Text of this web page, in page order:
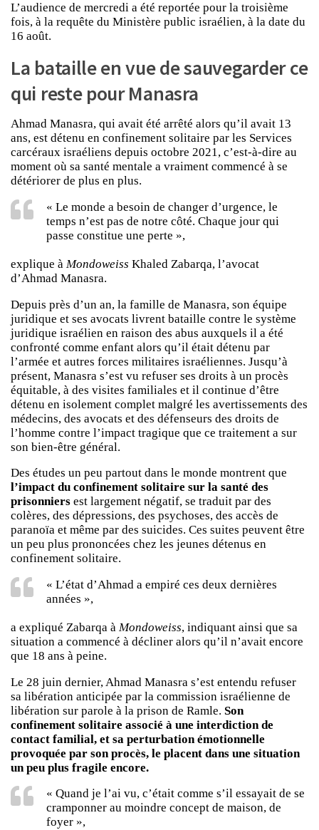
L’audience de mercredi a été reportée pour la troisième
fois, à la requête du Ministère public israélien, à la date du
16 août.
La bataille en vue de sauvegarder ce
qui reste pour Manasra
Ahmad Manasra, qui avait été arrêté alors qu’il avait 13
ans, est détenu en confinement solitaire par les Services
carcéraux israéliens depuis octobre 2021, c’est-à-dire au
moment où sa santé mentale a vraiment commencé à se
détériorer de plus en plus.
« Le monde a besoin de changer d’urgence, le
temps n’est pas de notre côté. Chaque jour qui
passe constitue une perte »,
explique à Mondoweiss Khaled Zabarqa, l’avocat
d’Ahmad Manasra.
Depuis près d’un an, la famille de Manasra, son équipe
juridique et ses avocats livrent bataille contre le système
juridique israélien en raison des abus auxquels il a été
confronté comme enfant alors qu’il était détenu par
l’armée et autres forces militaires israéliennes. Jusqu’à
présent, Manasra s’est vu refuser ses droits à un procès
équitable, à des visites familiales et il continue d’être
détenu en isolement complet malgré les avertissements des
médecins, des avocats et des défenseurs des droits de
l’homme contre l’impact tragique que ce traitement a sur
son bien-être général.
Des études un peu partout dans le monde montrent que
l’impact du confinement solitaire sur la santé des
prisonniers est largement négatif, se traduit par des
colères, des dépressions, des psychoses, des accès de
paranoïa et même par des suicides. Ces suites peuvent être
un peu plus prononcées chez les jeunes détenus en
confinement solitaire.
« L’état d’Ahmad a empiré ces deux dernières
années »,
a expliqué Zabarqa à Mondoweiss, indiquant ainsi que sa
situation a commencé à décliner alors qu’il n’avait encore
que 18 ans à peine.
Le 28 juin dernier, Ahmad Manasra s’est entendu refuser
sa libération anticipée par la commission israélienne de
libération sur parole à la prison de Ramle. Son
confinement solitaire associé à une interdiction de
contact familial, et sa perturbation émotionnelle
provoquée par son procès, le placent dans une situation
un peu plus fragile encore.
« Quand je l’ai vu, c’était comme s’il essayait de se
cramponner au moindre concept de maison, de
foyer »,